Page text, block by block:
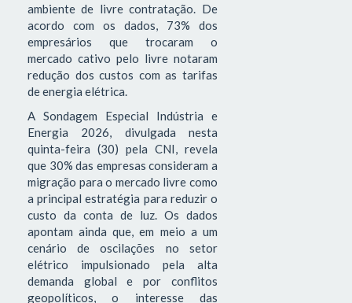
ambiente de livre contratação. De
acordo com os dados, 73% dos
empresários que trocaram o
mercado cativo pelo livre notaram
redução dos custos com as tarifas
de energia elétrica.
A Sondagem Especial Indústria e
Energia 2026, divulgada nesta
quinta-feira (30) pela CNI, revela
que 30% das empresas consideram a
migração para o mercado livre como
a principal estratégia para reduzir o
custo da conta de luz. Os dados
apontam ainda que, em meio a um
cenário de oscilações no setor
elétrico impulsionado pela alta
demanda global e por conflitos
geopolíticos, o interesse das